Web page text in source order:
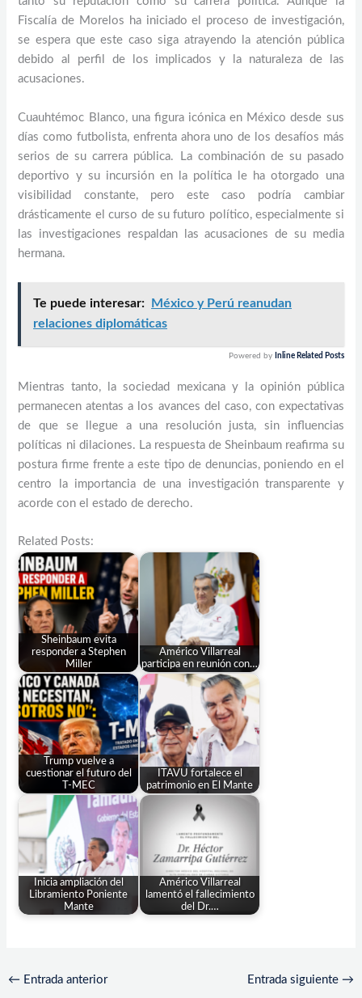
Fiscalía de Morelos ha iniciado el proceso de investigación,
se espera que este caso siga atrayendo la atención pública
debido al perfil de los implicados y la naturaleza de las
acusaciones.
Cuauhtémoc Blanco, una figura icónica en México desde sus
días como futbolista, enfrenta ahora uno de los desafíos más
serios de su carrera pública. La combinación de su pasado
deportivo y su incursión en la política le ha otorgado una
visibilidad constante, pero este caso podría cambiar
drásticamente el curso de su futuro político, especialmente si
las investigaciones respaldan las acusaciones de su media
hermana.
Te puede interesar:
México y Perú reanudan
relaciones diplomáticas
Powered by Inline Related Posts
Mientras tanto, la sociedad mexicana y la opinión pública
permanecen atentas a los avances del caso, con expectativas
de que se llegue a una resolución justa, sin influencias
políticas ni dilaciones. La respuesta de Sheinbaum reafirma su
postura firme frente a este tipo de denuncias, poniendo en el
centro la importancia de una investigación transparente y
acorde con el estado de derecho.
Related Posts:
Sheinbaum evita
responder a Stephen
Miller
Américo Villarreal
participa en reunión con…
Trump vuelve a
cuestionar el futuro del
T-MEC
ITAVU fortalece el
patrimonio en El Mante
Inicia ampliación del
Libramiento Poniente
Mante
Américo Villarreal
lamentó el fallecimiento
del Dr.…
← Entrada anterior Entrada siguiente →